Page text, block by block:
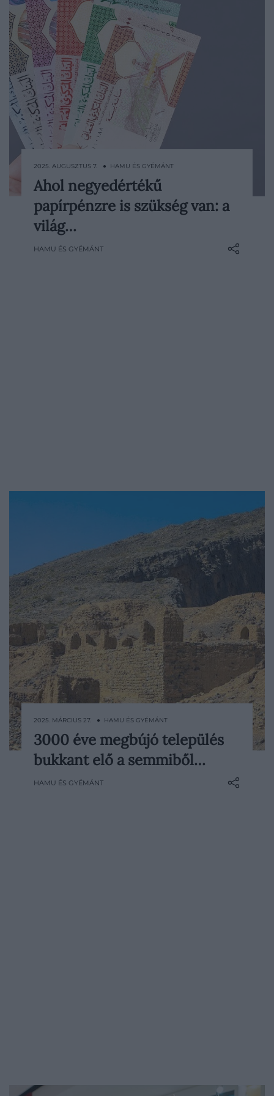
Miközben a világ gyengébb valutáihoz
hatalmas címletek társulnak, vannak
olyan pénzek is, amelyekből már egyetlen
egység is nagyon komoly összeget ér –
elég, ha a kuvaiti dínárra gondolunk, ami
2025. AUGUSZTUS 7. ● HAMU ÉS GYÉMÁNT
Ahol negyedértékű
papírpénzre is szükség van: a
világ…
HAMU ÉS GYÉMÁNT
Egy igen figyelemreméltó települést
tártak fel a régészek Hauts-de-France
régióban. Az onnaingi Escaut Valley
2025. MÁRCIUS 27. ● HAMU ÉS GYÉMÁNT
3000 éve megbújó település
bukkant elő a semmiből…
HAMU ÉS GYÉMÁNT